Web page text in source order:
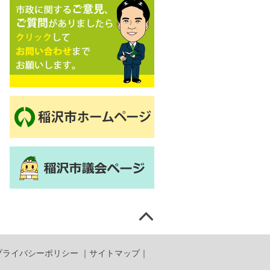
ライバシーポリシー ｜ サイトマップ｜